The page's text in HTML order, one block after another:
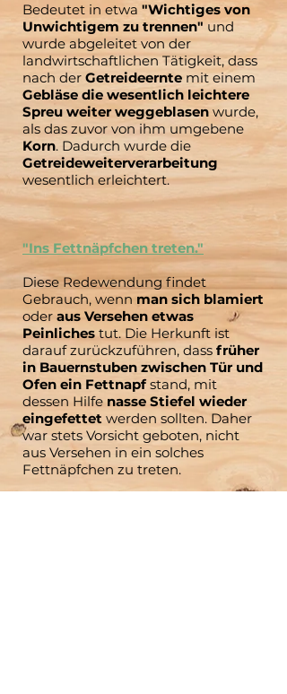
Bedeutet in etwa "Wichtiges von
Unwichtigem zu trennen"und
wurde abgeleitet von der
landwirtschaftlichen Tätigkeit, dass
nach der Getreideernte mit einem
Gebläse die wesentlich leichtere
Spreu weiter weggeblasen wurde,
als das zuvor von ihm umgebene
Korn. Dadurch wurde die
Getreideweiterverarbeitung
wesentlich erleichtert.
"Ins Fettnäpfchen treten."
Diese Redewendung findet
Gebrauch, wenn man sich blamiert
oder aus Versehen etwas
Peinliches tut. Die Herkunft ist
darauf zurückzuführen, dass früher
in Bauernstuben zwischen Tür und
Ofen ein Fettnapfstand, mit
dessen Hilfe nasse Stiefel wieder
eingefettet werden sollten. Daher
war stets Vorsicht geboten, nicht
aus Versehen in ein solches
Fettnäpfchen zu treten.